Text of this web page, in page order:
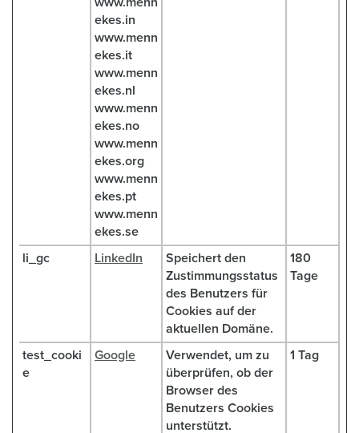
ekes.in
www.menn
ekes.it
www.menn
ekes.nl
www.menn
ekes.no
www.menn
ekes.org
www.menn
ekes.pt
www.menn
ekes.se
li_gc LinkedIn
Speichert den
Zustimmungsstatus
des Benutzers für
Cookies auf der
aktuellen Domäne.
180
Tage
test_cooki
e
Google
Verwendet, um zu
überprüfen, ob der
Browser des
Benutzers Cookies
unterstützt.
1 Tag